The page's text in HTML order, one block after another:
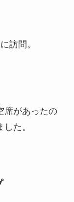
訪問。
席があったの
た。